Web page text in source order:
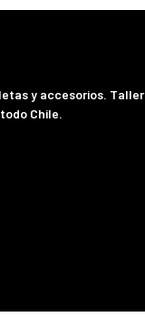
y accesorios. Taller
Chile.